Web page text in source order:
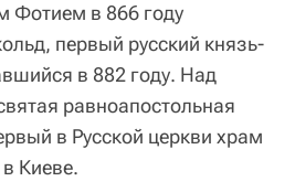
Фотием в 866 году
первый русский князь-
в 882 году. Над
равноапостольная
в Русской церкви храм
Киеве.